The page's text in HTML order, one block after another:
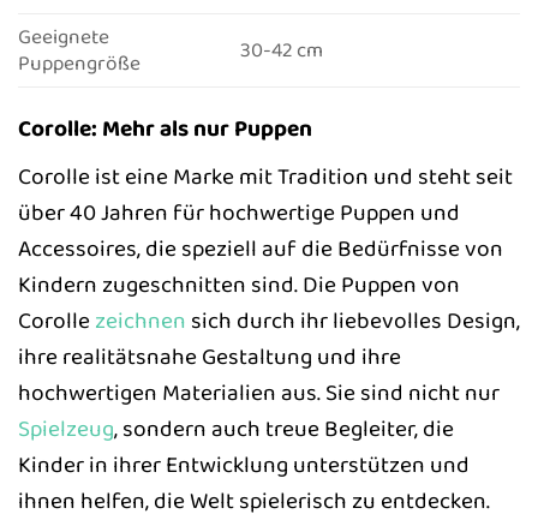
Geeignete
Puppengröße
30-42 cm
Corolle: Mehr als nur Puppen
Corolle ist eine Marke mit Tradition und steht seit
über 40 Jahren für hochwertige Puppen und
Accessoires, die speziell auf die Bedürfnisse von
Kindern zugeschnitten sind. Die Puppen von
Corollezeichnen sich durch ihr liebevolles Design,
ihre realitätsnahe Gestaltung und ihre
hochwertigen Materialien aus. Sie sind nicht nur
Spielzeug, sondern auch treue Begleiter, die
Kinder in ihrer Entwicklung unterstützen und
ihnen helfen, die Welt spielerisch zu entdecken.